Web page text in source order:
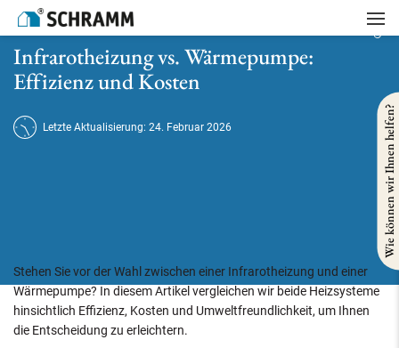
Startseite
Infrarotheizung vs. Wärmepumpe: Effizienz und Kosten
Infrarotheizung vs. Wärmepumpe:
Effizienz und Kosten
Letzte Aktualisierung: 24. Februar 2026
Stehen Sie vor der Wahl zwischen einer Infrarotheizung und einer
Wärmepumpe? In diesem Artikel vergleichen wir beide Heizsysteme
hinsichtlich Effizienz, Kosten und Umweltfreundlichkeit, um Ihnen
die Entscheidung zu erleichtern.
Wie können wir Ihnen helfen?